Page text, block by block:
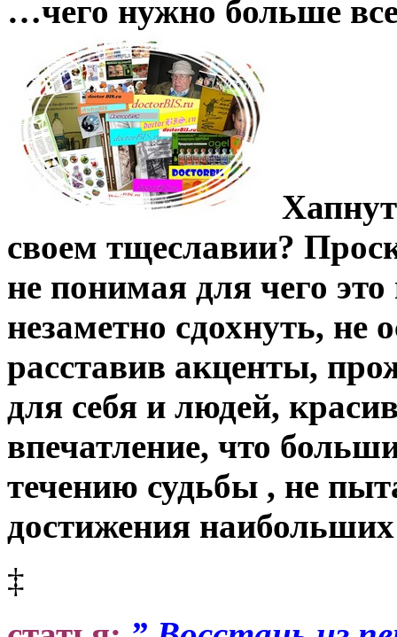
…чего нужно больше
своем тщеславии?
не понимая для чего это
незаметно сдохнуть, не
расставив акценты,
для себя и людей,
впечатление, что
течению судьбы , не
достижения
‡